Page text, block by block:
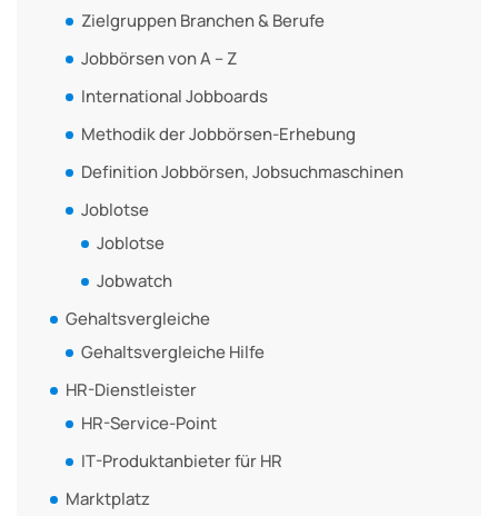
Zielgruppen Branchen & Berufe
Jobbörsen von A – Z
International Jobboards
Methodik der Jobbörsen-Erhebung
Definition Jobbörsen, Jobsuchmaschinen
Joblotse
Joblotse
Jobwatch
Gehaltsvergleiche
Gehaltsvergleiche Hilfe
HR-Dienstleister
HR-Service-Point
IT-Produktanbieter für HR
Marktplatz